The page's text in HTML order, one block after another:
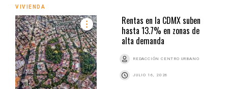
VIVIENDA
Rentas en la CDMX suben
hasta 13.7% en zonas de
alta demanda
REDACCIÓN CENTRO URBANO
JULIO 16, 2026